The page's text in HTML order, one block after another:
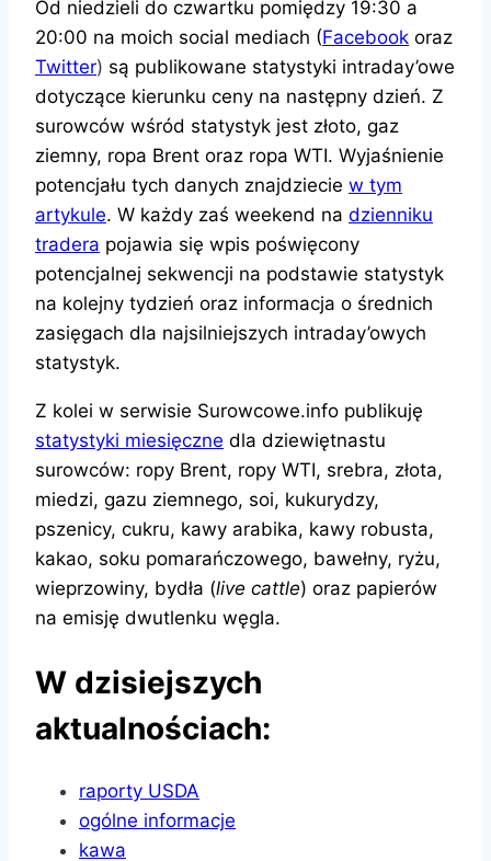
Od niedzieli do czwartku pomiędzy 19:30 a
20:00 na moich social mediach (Facebook oraz
Twitter) są publikowane statystyki intraday’owe
dotyczące kierunku ceny na następny dzień. Z
surowców wśród statystyk jest złoto, gaz
ziemny, ropa Brent oraz ropa WTI. Wyjaśnienie
potencjału tych danych znajdziecie w tym
artykule. W każdy zaś weekend na dzienniku
tradera pojawia się wpis poświęcony
potencjalnej sekwencji na podstawie statystyk
na kolejny tydzień oraz informacja o średnich
zasięgach dla najsilniejszych intraday’owych
statystyk.
Z kolei w serwisie Surowcowe.info publikuję
statystyki miesięczne dla dziewiętnastu
surowców: ropy Brent, ropy WTI, srebra, złota,
miedzi, gazu ziemnego, soi, kukurydzy,
pszenicy, cukru, kawy arabika, kawy robusta,
kakao, soku pomarańczowego, bawełny, ryżu,
wieprzowiny, bydła (live cattle) oraz papierów
na emisję dwutlenku węgla.
W dzisiejszych
aktualnościach:
raporty USDA
ogólne informacje
kawa